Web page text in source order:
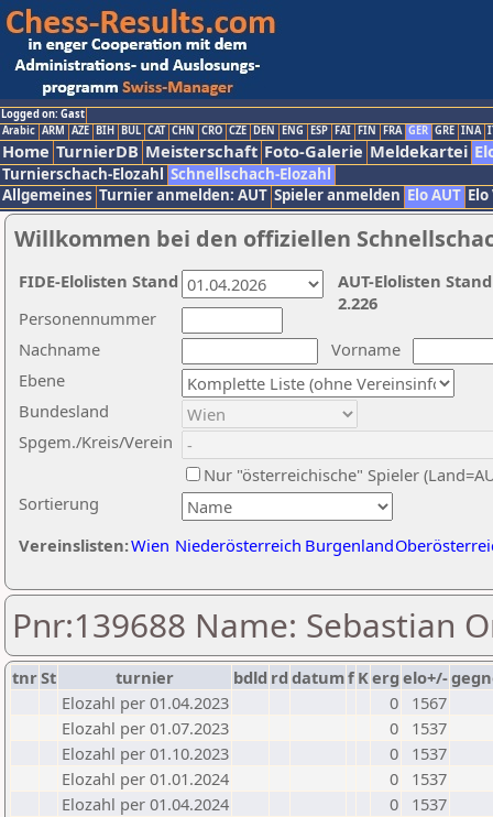
Logged on: Gast
Arabic ARM AZE BIH BUL CAT CHN CRO CZE DEN ENG ESP FAI FIN FRA GER GRE INA
Home TurnierDB Meisterschaft Foto-Galerie Meldekartei
Turnierschach-Elozahl Schnellschach-Elozahl
Allgemeines Turnier anmelden: AUT Spieler anmelden Elo AUT
Willkommen bei den offiziellen
Nachname
Vorname
Ebene
Sortierung
Personennummer
Bundesland
Spgem./Kreis/Verein
Nur "österreichische" Spieler
Vereinslisten:Wien Niederösterreich Burgenland
AUT-Elolisten
2.226
FIDE-Elolisten Stand
Pnr:139688 Name: Sebastian
tnrSt turnier bdld rd datumf Kerg elo+/-
Elozahl per 01.04.2023
0
1567
Elozahl per 01.07.2023
0
1537
Elozahl per 01.10.2023
0
1537
Elozahl per 01.01.2024
0
1537
Elozahl per 01.04.2024
0
1537